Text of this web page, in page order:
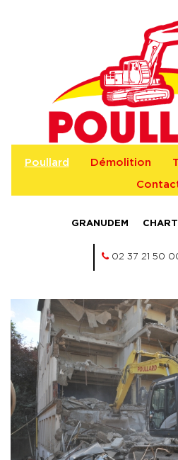
Poullard Démolition
GRANUDEM
02 37 21 50